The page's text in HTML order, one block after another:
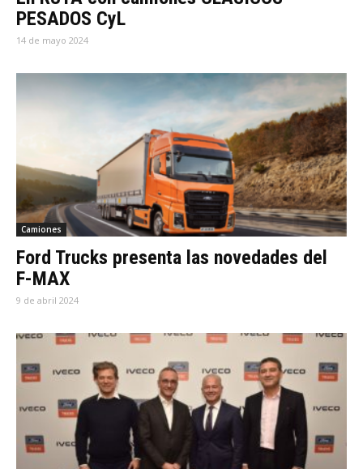
PESADOS CyL
14 de mayo 2024
Camiones
Ford Trucks presenta las novedades del
F-MAX
9 de abril 2024